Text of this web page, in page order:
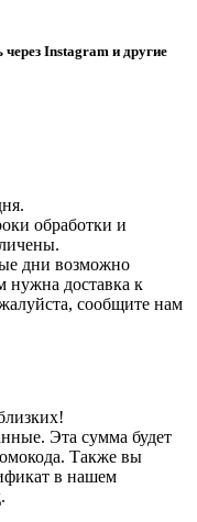
Instagram и другие
обработки и
дни возможно
нужна доставка к
сообщите нам
Эта сумма будет
Также вы
в нашем